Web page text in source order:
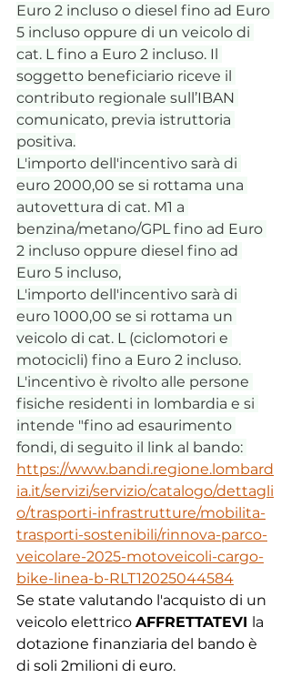
Euro 2 incluso o diesel fino ad Euro
5 incluso oppure di un veicolo di
cat. L fino a Euro 2 incluso. Il
soggetto beneficiario riceve il
contributo regionale sull’IBAN
comunicato, previa istruttoria
positiva.
L'importo dell'incentivo sarà di
euro 2000,00 se si rottama una
autovettura di cat. M1 a
benzina/metano/GPL fino ad Euro
2 incluso oppure diesel fino ad
Euro 5 incluso,
L'importo dell'incentivo sarà di
euro 1000,00 se si rottama un
veicolo di cat. L (ciclomotori e
motocicli) fino a Euro 2 incluso.
L'incentivo è rivolto alle persone
fisiche residenti in lombardia e si
intende "fino ad esaurimento
fondi, di seguito il link al bando:
https://www.bandi.regione.lombard
ia.it/servizi/servizio/catalogo/dettagli
o/trasporti-infrastrutture/mobilita-
trasporti-sostenibili/rinnova-parco-
veicolare-2025-motoveicoli-cargo-
bike-linea-b-RLT12025044584
Se state valutando l'acquisto di un
veicolo elettrico AFFRETTATEVI la
dotazione finanziaria del bando è
di soli 2milioni di euro.